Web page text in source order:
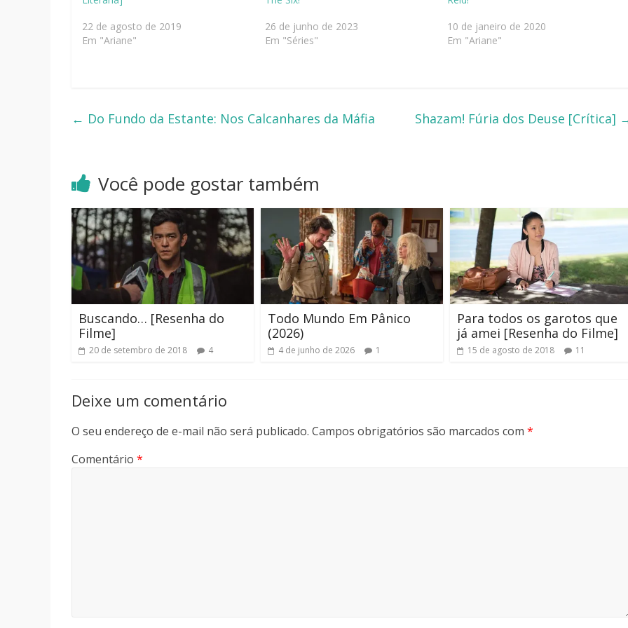
22 de agosto de 2019
Em "Ariane"
26 de junho de 2023
Em "Séries"
10 de janeiro de 2020
Em "Ariane"
← Do Fundo da Estante: Nos Calcanhares da Máfia Shazam! Fúria dos Deuse [Crítica]
Você pode gostar também
Buscando… [Resenha do
Filme]
20 de setembro de 2018 4
Todo Mundo Em Pânico
(2026)
4 de junho de 2026 1
Para todos os garotos que
já amei [Resenha do Filme]
15 de agosto de 2018 11
Deixe um comentário
O seu endereço de e-mail não será publicado. Campos obrigatórios são marcados com *
Comentário *